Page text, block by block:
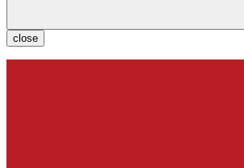
close